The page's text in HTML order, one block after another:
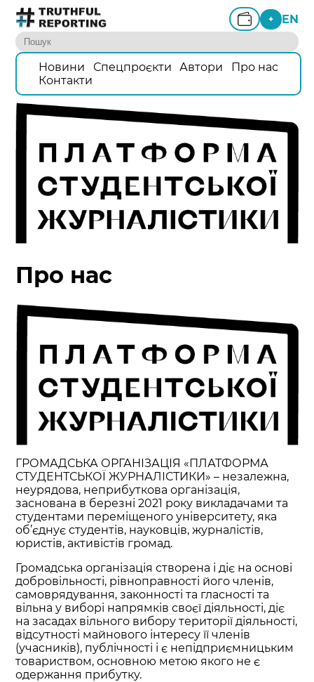
+ EN
Новини Спецпроєкти Автори
Про нас
Контакти
Про нас
ГРОМАДСЬКА ОРГАНІЗАЦІЯ «ПЛАТФОРМА
СТУДЕНТСЬКОЇ ЖУРНАЛІСТИКИ» – незалежна,
неурядова, неприбуткова організація,
заснована в березні 2021 року викладачами та
студентами переміщеного університету, яка
об’єднує студентів, науковців, журналістів,
юристів, активістів громад.
Громадська організація створена і діє на основі
добровільності, рівноправності його членів,
самоврядування, законності та гласності та
вільна у виборі напрямків своєї діяльності, діє
на засадах вільного вибору території діяльності,
відсутності майнового інтересу її членів
(учасників), публічності і є непідприємницьким
товариством, основною метою якого не є
одержання прибутку.